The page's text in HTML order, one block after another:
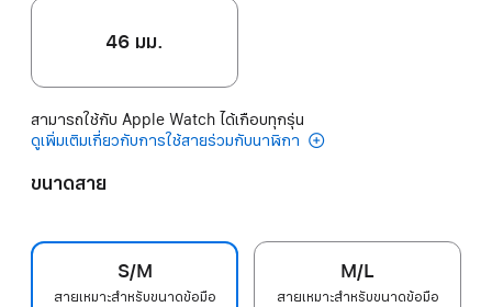
46 มม.
สามารถใช้กับ Apple Watch ได้เกือบทุกรุ่น
ดูเพิ่มเติมเกี่ยวกับการใช้สายร่วมกับนาฬิกา
ขนาดสาย
S/M
สายเหมาะสำหรับขนาดข้อมือ
M/L
สายเหมาะสำหรับขนาดข้อมือ